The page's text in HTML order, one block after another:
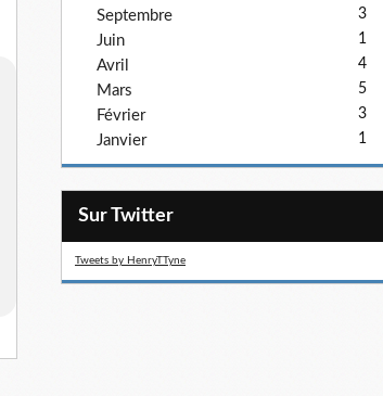
Septembre 3
Juin 1
Avril 4
Mars 5
Février 3
Janvier 1
Sur Twitter
Tweets by HenryTTyne